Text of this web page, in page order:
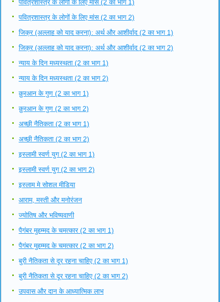
पवित्रशास्त्र के लोगों के लिए मांस (2 का भाग 1)
पवित्रशास्त्र के लोगों के लिए मांस (2 का भाग 2)
जिक्र (अल्लाह को याद करना): अर्थ और आशीर्वाद (2 का भाग 1)
जिक्र (अल्लाह को याद करना): अर्थ और आशीर्वाद (2 का भाग 2)
न्याय के दिन मध्यस्थता (2 का भाग 1)
न्याय के दिन मध्यस्थता (2 का भाग 2)
क़ुरआन के गुण (2 का भाग 1)
क़ुरआन के गुण (2 का भाग 2)
अच्छी नैतिकता (2 का भाग 1)
अच्छी नैतिकता (2 का भाग 2)
इस्लामी स्वर्ण युग (2 का भाग 1)
इस्लामी स्वर्ण युग (2 का भाग 2)
इस्लाम मे सोशल मीडिया
आराम, मस्ती और मनोरंजन
ज्योतिष और भविष्यवाणी
पैगंबर मुहम्मद के चमत्कार (2 का भाग 1)
पैगंबर मुहम्मद के चमत्कार (2 का भाग 2)
बुरी नैतिकता से दूर रहना चाहिए (2 का भाग 1)
बुरी नैतिकता से दूर रहना चाहिए (2 का भाग 2)
उपवास और दान के आध्यात्मिक लाभ